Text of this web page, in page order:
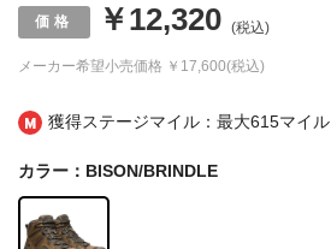
獲得ステージマイル：最大615マイル
メーカー希望小売価格 ￥17,600(税込)
￥12,320 (税込)
カラー：BISON/BRINDLE